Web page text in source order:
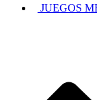
JUEGOS